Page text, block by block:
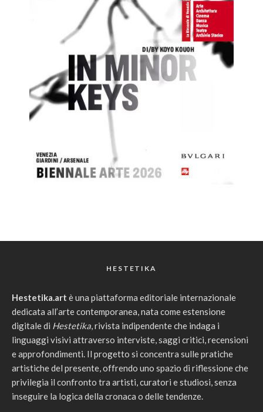
HESTETIKA
Hestetika.art è una piattaforma editoriale internazionale
dedicata all’arte contemporanea, nata come estensione
digitale di Hestetika , rivista indipendente che indaga i
linguaggi visivi attraverso interviste, saggi critici, recensioni
e approfondimenti. Il progetto si concentra sulle pratiche
artistiche del presente, offrendo uno spazio di riflessione che
privilegia il confronto tra artisti, curatori e studiosi, senza
inseguire la logica della cronaca o delle tendenze.